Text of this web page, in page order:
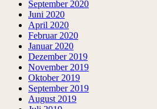
September 2020
Juni 2020
April 2020
Februar 2020
Januar 2020
Dezember 2019
November 2019
Oktober 2019
September 2019
August 2019